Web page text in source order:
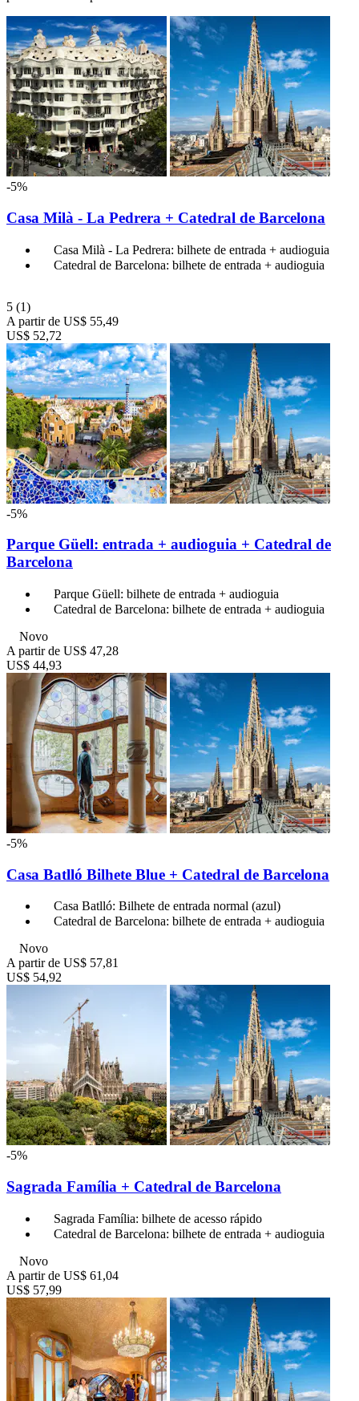
-5%
Casa Milà - La Pedrera + Catedral de Barcelona
Casa Milà - La Pedrera: bilhete de entrada + audioguia
Catedral de Barcelona: bilhete de entrada + audioguia
5 (1)
A partir de US$ 55,49
US$ 52,72
-5%
Parque Güell: entrada + audioguia + Catedral de
Barcelona
Parque Güell: bilhete de entrada + audioguia
Catedral de Barcelona: bilhete de entrada + audioguia
Novo
A partir de US$ 47,28
US$ 44,93
-5%
Casa Batlló Bilhete Blue + Catedral de Barcelona
Casa Batlló: Bilhete de entrada normal (azul)
Catedral de Barcelona: bilhete de entrada + audioguia
Novo
A partir de US$ 57,81
US$ 54,92
-5%
Sagrada Família + Catedral de Barcelona
Sagrada Família: bilhete de acesso rápido
Catedral de Barcelona: bilhete de entrada + audioguia
Novo
A partir de US$ 61,04
US$ 57,99